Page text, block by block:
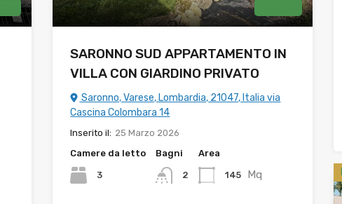
SARONNO SUD APPARTAMENTO IN
VILLA CON GIARDINO PRIVATO
Saronno, Varese, Lombardia, 21047, Italia via
Cascina Colombara 14
Inserito il: 25 Marzo 2026
Camere da letto
3
Bagni
2
Area
145 Mq